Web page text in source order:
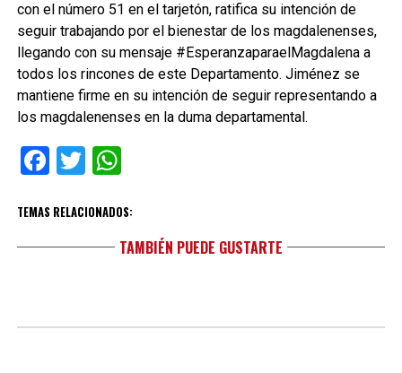
con el número 51 en el tarjetón, ratifica su intención de
seguir trabajando por el bienestar de los magdalenenses,
llegando con su mensaje #EsperanzaparaelMagdalena a
todos los rincones de este Departamento. Jiménez se
mantiene firme en su intención de seguir representando a
los magdalenenses en la duma departamental.
Facebook
TwitterWhatsApp
TEMAS RELACIONADOS:
TAMBIÉN PUEDE GUSTARTE